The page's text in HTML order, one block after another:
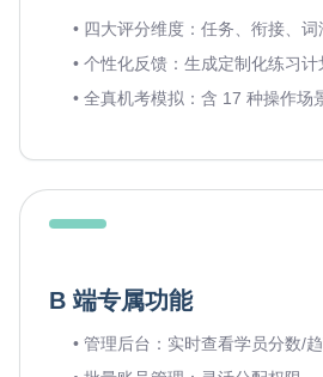
• 四大评分维度：任务、衔接、
• 个性化反馈：生成定制化练习计
• 全真机考模拟：含 17 种操作场
B 端专属功能
• 管理后台：实时查看学员分数/